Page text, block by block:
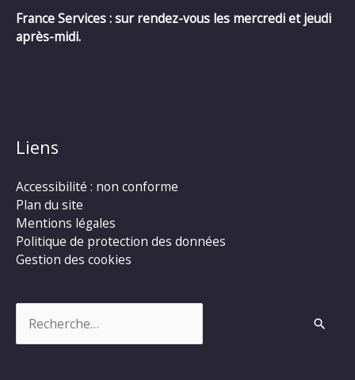
France Services : sur rendez-vous les mercredi et jeudi
après-midi.
Liens
Accessibilité : non conforme
Plan du site
Mentions légales
Politique de protection des données
Gestion des cookies